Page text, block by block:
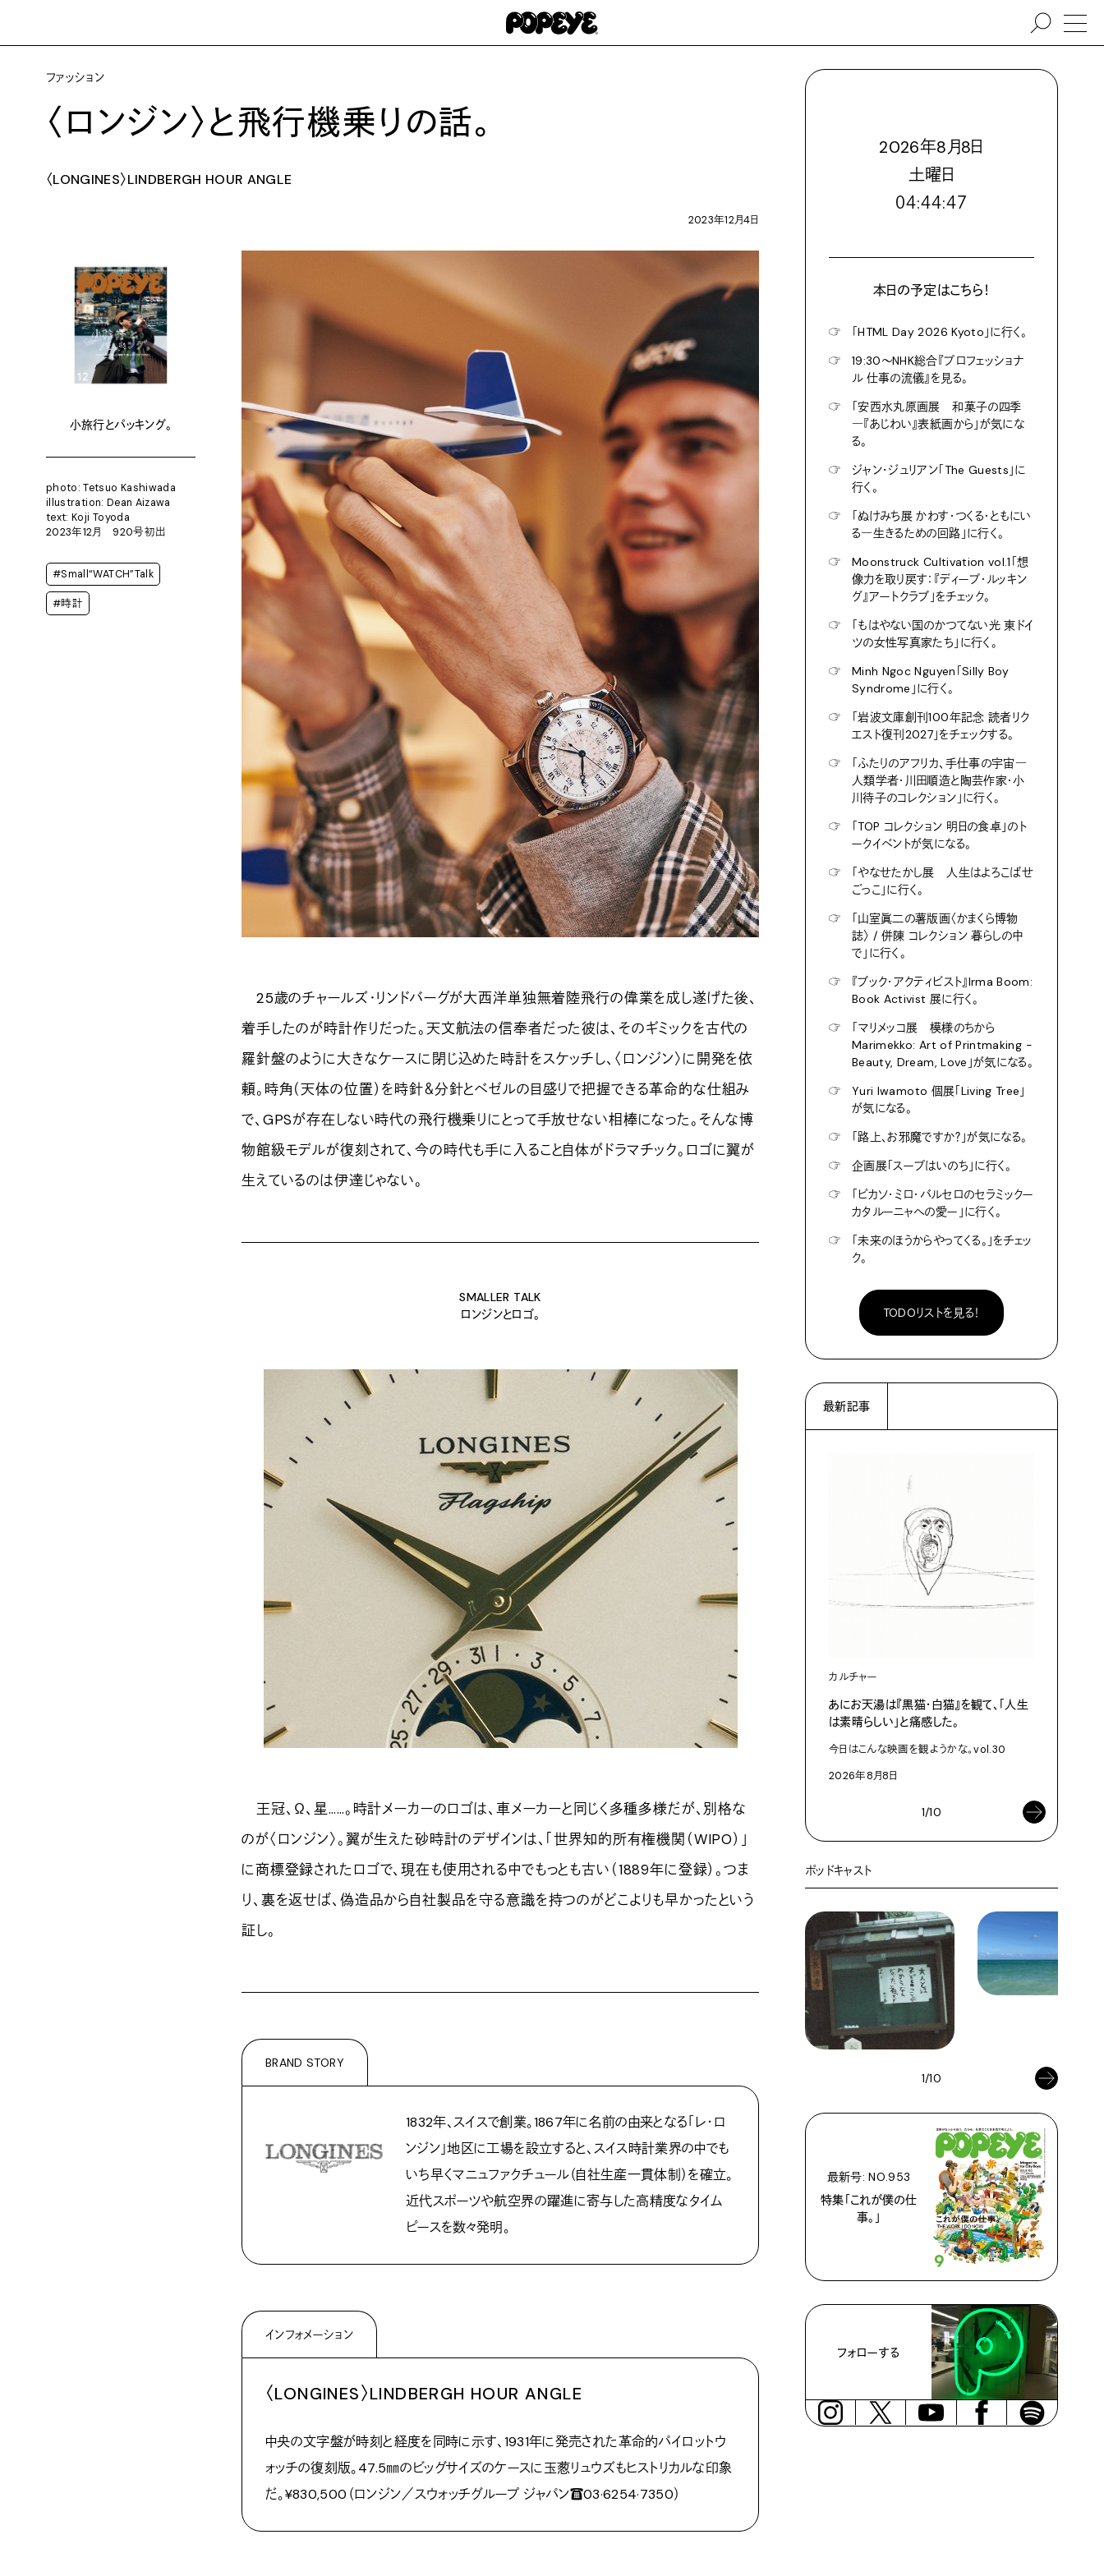
ファッション
〈ロンジン〉と飛行機乗りの話。
〈LONGINES〉LINDBERGH HOUR ANGLE
2023年12月4日
小旅行とパッキング。
photo: Tetsuo Kashiwada
illustration: Dean Aizawa
text: Koji Toyoda
2023年12月 920号初出
#Small“WATCH”Talk
#時計
25歳のチャールズ・リンドバーグが大西洋単独無着陸飛行の偉業を成し遂げた後、
着手したのが時計作りだった。天文航法の信奉者だった彼は、そのギミックを古代の
羅針盤のように大きなケースに閉じ込めた時計をスケッチし、〈ロンジン〉に開発を依
頼。時角（天体の位置）を時針＆分針とベゼルの目盛りで把握できる革命的な仕組み
で、GPSが存在しない時代の飛行機乗りにとって手放せない相棒になった。そんな博
物館級モデルが復刻されて、今の時代も手に入ること自体がドラマチック。ロゴに翼が
生えているのは伊達じゃない。
SMALLER TALK
ロンジンとロゴ。
王冠、Ω、星……。時計メーカーのロゴは、車メーカーと同じく多種多様だが、別格な
のが〈ロンジン〉。翼が生えた砂時計のデザインは、「世界知的所有権機関（WIPO）」
に商標登録されたロゴで、現在も使用される中でもっとも古い（1889年に登録）。つま
り、裏を返せば、偽造品から自社製品を守る意識を持つのがどこよりも早かったという
証し。
BRAND STORY
1832年、スイスで創業。1867年に名前の由来となる「レ・ロ
ンジン」地区に工場を設立すると、スイス時計業界の中でも
いち早くマニュファクチュール（自社生産一貫体制）を確立。
近代スポーツや航空界の躍進に寄与した高精度なタイム
ピースを数々発明。
インフォメーション
〈LONGINES〉LINDBERGH HOUR ANGLE
中央の文字盤が時刻と経度を同時に示す、1931年に発売された革命的パイロットウ
ォッチの復刻版。47.5㎜のビッグサイズのケースに玉葱リュウズもヒストリカルな印象
だ。¥830,500（ロンジン／スウォッチグループ ジャパン☎03·6254·7350）
2026年8月8日
土曜日
０４:４４:４９
本日の予定はこちら！
☞
「HTML Day 2026 Kyoto」に行く。
☞
19:30〜NHK総合『プロフェッショナ
ル 仕事の流儀』を見る。
☞
「安西水丸原画展 和菓子の四季
―『あじわい』表紙画から」が気にな
る。
☞
ジャン・ジュリアン「The Guests」に
行く。
☞
「ぬけみち展 かわす・つくる・ともにい
る―生きるための回路」に行く。
☞
Moonstruck Cultivation vol.1「想
像力を取り戻す：『ディープ・ルッキン
グ』アートクラブ」をチェック。
☞
「もはやない国のかつてない光 東ドイ
ツの女性写真家たち」に行く。
☞
Minh Ngoc Nguyen「Silly Boy
Syndrome」に行く。
☞
「岩波文庫創刊100年記念 読者リク
エスト復刊2027」をチェックする。
☞
「ふたりのアフリカ、手仕事の宇宙―
人類学者・川田順造と陶芸作家・小
川待子のコレクション」に行く。
☞
「TOP コレクション 明日の食卓」のト
ークイベントが気になる。
☞
「やなせたかし展 人生はよろこばせ
ごっこ」に行く。
☞
「山室眞二の薯版画〈かまくら博物
誌〉 / 併陳 コレクション 暮らしの中
で」に行く。
☞
『ブック・アクティビスト』Irma Boom:
Book Activist 展に行く。
☞
「マリメッコ展 模様のちから
Marimekko: Art of Printmaking -
Beauty, Dream, Love」が気になる。
☞
Yuri Iwamoto 個展「Living Tree」
が気になる。
☞
「路上、お邪魔ですか？」が気になる。
☞
企画展「スープはいのち」に行く。
☞
「ピカソ・ミロ・バルセロのセラミックー
カタルーニャへの愛ー」に行く。
☞
「未来のほうからやってくる。」をチェッ
ク。
TODOリストを見る！
最新記事
カルチャー
あにお天湯は『黒猫・白猫』を観て、「人生
は素晴らしい」と痛感した。
今日はこんな映画を観ようかな。vol.30
2026年8月8日
1/10
ポッドキャスト
1/10
最新号: NO.953
特集「これが僕の仕
事。」
フォローする